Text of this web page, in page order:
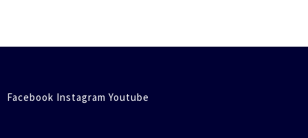
Facebook Instagram Youtube